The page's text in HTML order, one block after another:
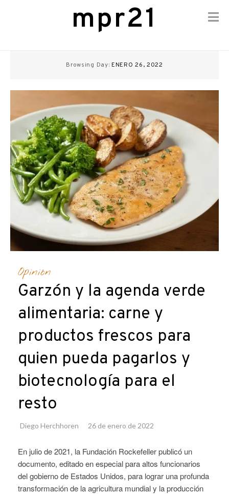
mpr21
Browsing Day: ENERO 26, 2022
Opinión
Garzón y la agenda verde
alimentaria: carne y
productos frescos para
quien pueda pagarlos y
biotecnología para el
resto
Diego Herchhoren 26 de enero de 2022
En julio de 2021, la Fundación Rockefeller publicó un
documento, editado en especial para altos funcionarios
del gobierno de Estados Unidos, para lograr una profunda
transformación de la agricultura mundial y la producción